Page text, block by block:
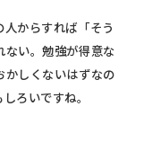
からすれば「そう
ない。勉強が得意な
かしくないはずなの
ろいですね。